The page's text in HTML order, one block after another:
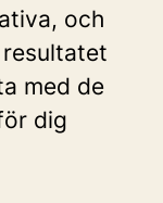
och
med de
dig